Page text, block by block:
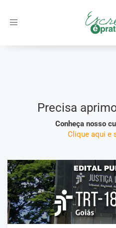
Toggle
Precisa
Conheça nosso
Clique aqui e